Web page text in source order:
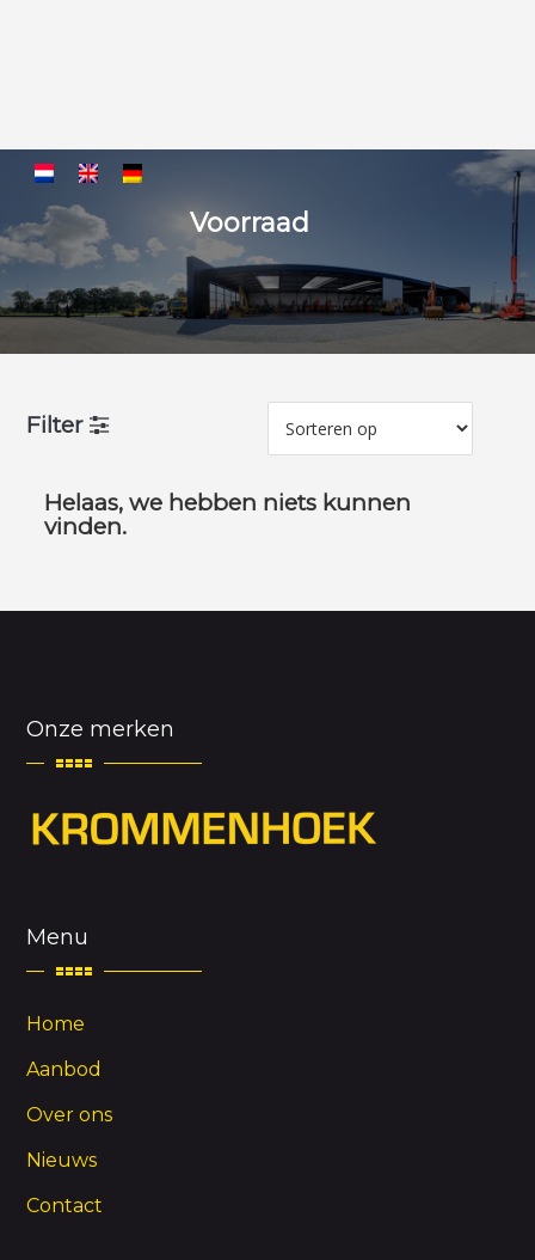
Voorraad
Filter
Helaas, we hebben niets kunnen
vinden.
Onze merken
Menu
Home
Aanbod
Over ons
Nieuws
Contact